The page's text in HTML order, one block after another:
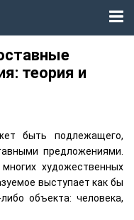
теория и
быть подлежащего,
предложениями.
художественных
выступает как бы
объекта: человека,